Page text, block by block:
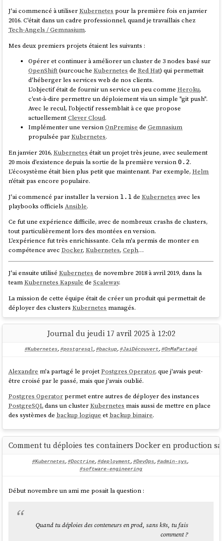
Le fichierhello_world.py
implémenté dans le premier fichier.
L'importation du premier fichier est refusée par Open WebUI parce
class Pipe:est absent deutils.py .
J'ai ensuite trompé Open WebUI en ajoutant une classe
das le fichierutils.pyet l'importation a réussi.
Ensuite l'import dehello_world.pya échoué parce que Open
WebUI n'arrive pas a effectué l'import
J'ai ensuite effectué plusieurs tentatives d'import absolut, par exemple
from open_webui.utils import add
J'ai pris un peu de temps pour étudier l'implémentation d'Open WebUI
et j'ai identifiécette section de code:
module_name = f"tool_{tool_id}"
module = types.ModuleType(module_name)
Ce code permet à Open WebUI de charger dynamiquement le code
source des modules qui sont stockés dans la base de données.
Un esprit tordu pourrait en pratique importer une fonction chargé
dynamiquement dans un autre module dynamique, par exemple :
Mais cette méthode ne correspond pas à l'usage normal d'Open
WebUI.
Pour implémenter des fonctions "modulaires", Open WebUI conseille
Pipelines
Welcome to Pipelines, an Open WebUI initiative. Pipelines
bring modular, customizable workflows
supporting OpenAI API specs – and much more! Easily
extend functionalities, integrate unique logic, and create
dynamic workflows with just a few lines of code.
source
Pour les personnes qui souhaitent vraiment effectuer des imports
dans des fonctions Open WebUI sans utiliser la fonction Pipelines, il
branchetest-if-openwebui-function-support-import
from pydantic import BaseModel, Field
J'ai commencé à utiliserKubernetes pour la première fois en janvier
2016. C'était dans un cadre professionnel, quand je travaillais chez
Tech-Angels / Gemnasium.
Mes deux premiers projets étaient les suivants :
Opérer et continuer à améliorer un cluster de 3 nodes basé sur
OpenShift(surcoucheKubernetes deRed Hat) qui permettait
d'héberger les services web de nos clients.
L'objectif était de fournir un service un peu commeHeroku,
c'est-à-dire permettre un déploiement via un simple "git push".
Avec le recul, l'objectif ressemblait à ce que propose
actuellementClever Cloud.
Implémenter une versionOnPremise deGemnasium
propulsée parKubernetes.
En janvier 2016,Kubernetes était un projet très jeune, avec seulement
20 mois d'existence depuis la sortie de la première version0.2.
L'écosystème était bien plus petit que maintenant. Par exemple,Helm
n'était pas encore populaire.
J'ai commencé par installer la version 1.1 deKubernetes avec les
playbooks officielsAnsible.
Ce fut une expérience difficile, avec de nombreux crashs de clusters,
tout particulièrement lors des montées en version.
L'expérience fut très enrichissante. Cela m'a permis de monter en
compétence avecDocker,Kubernetes,Ceph…
J'ai ensuite utiliséKubernetes de novembre 2018 à avril 2019, dans la
teamKubernetes Kapsule deScaleway.
La mission de cette équipe était de créer un produit qui permettait de
déployer des clustersKubernetes managés.
Je suis arrivé dans cette équipe 10 mois après le début du projet. J'ai
contribué au projet pendant 5 mois, jusqu'au lancement du produit en
Kubernetes
from "scatch".
Expérience intéressante : j'ai appris à déployer des clusters
Kubernetes
Kubernetes
L'implémentation était inspirée de la méthode présentée dans cet
article :Gardener - The Kubernetes Botanist .
Depuis avril 2019, je n'ai plus opéré de clusterKubernetes. J'ai
seulement continué à suivre de loin les actualités de cet écosystème. Je
dans ce domaine.
Voici quelques sujets sur lesquels je souhaite monter en compétence
Helm Charts
Journal du jeudi 17 avril 2025 à 12:02
#Kubernetes, #postgresql, #backup, #JaiDécouvert, #OnMaPartagé
Alexandre m'a partagé le projetPostgres Operator, que j'avais peut-
être croisé par le passé, mais que j'avais oublié.
Postgres Operator permet entre autres de déployer des instances
PostgreSQLdans un clusterKubernetes mais aussi de mettre en place
des systèmes de backup logique et backup binaire.
Comment tu déploies tes containers Docker en production
#Kubernetes, #Doctrine, #deployment, #DevOps, #admin-sys,
#software-engineering
Début novembre un ami me posait la question :
Quand tu déploies des conteneurs en prod, sans k8s, tu fais
comment ?